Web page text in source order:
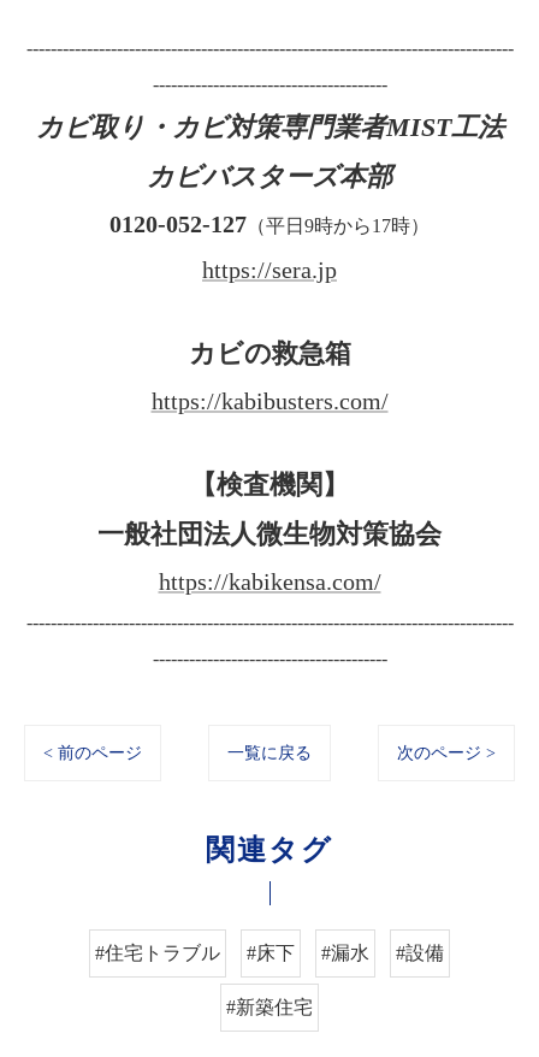
---------------------------------------------------------------------------------
---------------------------------------
カビ取り・カビ対策専門業者MIST工法
カビバスターズ本部
0120-052-127 （平日9時から17時）
https://sera.jp
カビの救急箱
https://kabibusters.com/
【検査機関】
一般社団法人微生物対策協会
https://kabikensa.com/
---------------------------------------------------------------------------------
---------------------------------------
< 前のページ 一覧に戻る 次のページ >
関連タグ
#住宅トラブル #床下 #漏水 #設備
#新築住宅